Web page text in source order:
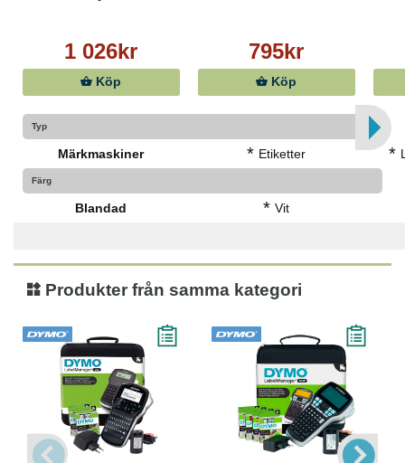
1 026kr
Köp
795kr
Köp
Typ
Märkmaskiner * Etiketter *
Färg
Blandad * Vit
Produkter från samma kategori